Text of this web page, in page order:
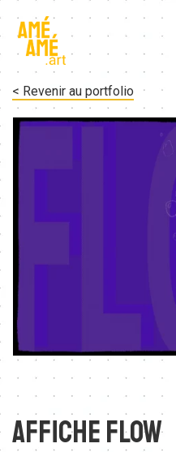
content
< Revenir au portfolio
Affiche Flow